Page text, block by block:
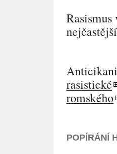
rasistické
romského
POPÍRÁNÍ